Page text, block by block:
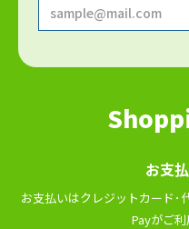
お⽀
お⽀払いはクレジットカード･
Payがご